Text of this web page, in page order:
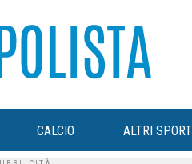
CALCIO ALTRI SPORT